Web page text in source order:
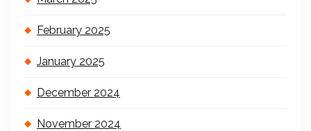
February 2025
January 2025
December 2024
November 2024